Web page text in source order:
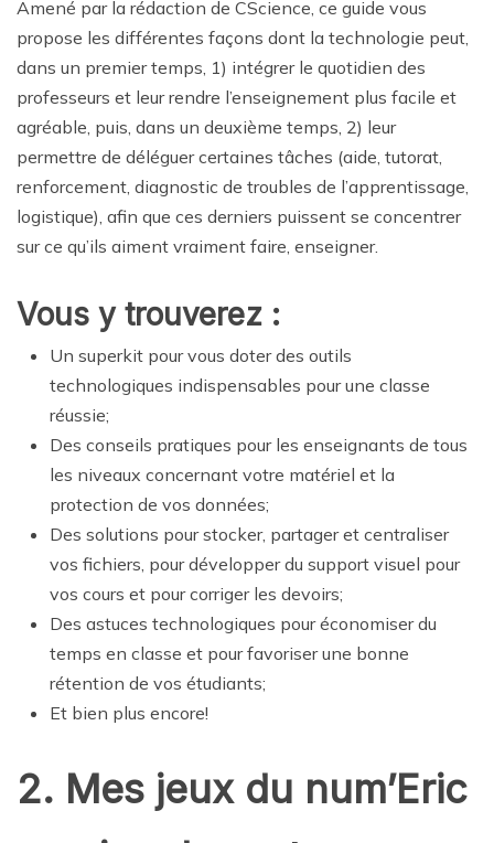
Amené par la rédaction de CScience, ce guide vous
propose les différentes façons dont la technologie peut,
dans un premier temps, 1) intégrer le quotidien des
professeurs et leur rendre l’enseignement plus facile et
agréable, puis, dans un deuxième temps, 2) leur
permettre de déléguer certaines tâches (aide, tutorat,
renforcement, diagnostic de troubles de l’apprentissage,
logistique), afin que ces derniers puissent se concentrer
sur ce qu’ils aiment vraiment faire, enseigner.
Vous y trouverez :
Un superkit pour vous doter des outils
technologiques indispensables pour une classe
réussie;
Des conseils pratiques pour les enseignants de tous
les niveaux concernant votre matériel et la
protection de vos données;
Des solutions pour stocker, partager et centraliser
vos fichiers, pour développer du support visuel pour
vos cours et pour corriger les devoirs;
Des astuces technologiques pour économiser du
temps en classe et pour favoriser une bonne
rétention de vos étudiants;
Et bien plus encore!
2. Mes jeux du num’Eric